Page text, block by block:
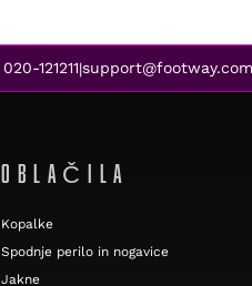
020-121211|support@footway.com
OBLAČILA
Kopalke
Spodnje perilo in nogavice
Jakne